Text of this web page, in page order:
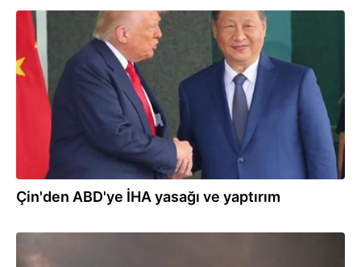
05.08.2026
Çin'den ABD'ye İHA yasağı ve yaptırım